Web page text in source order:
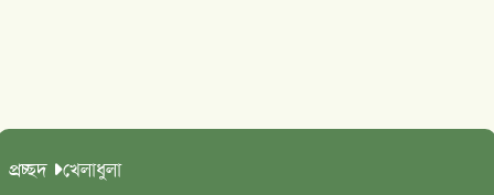
প্রচ্ছদ খেলাধুলা